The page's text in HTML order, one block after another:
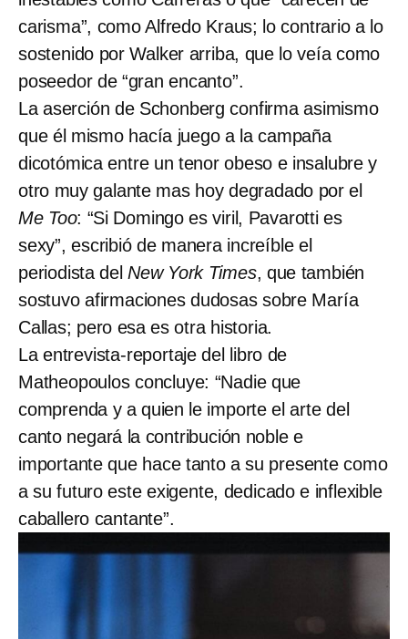
carisma”, como Alfredo Kraus; lo contrario a lo
sostenido por Walker arriba, que lo veía como
poseedor de “gran encanto”.
La aserción de Schonberg confirma asimismo
que él mismo hacía juego a la campaña
dicotómica entre un tenor obeso e insalubre y
otro muy galante mas hoy degradado por el
Me Too: “Si Domingo es viril, Pavarotti es
sexy”, escribió de manera increíble el
periodista delNew York Times, que también
sostuvo afirmaciones dudosas sobre María
Callas; pero esa es otra historia.
La entrevista-reportaje del libro de
Matheopoulos concluye: “Nadie que
comprenda y a quien le importe el arte del
canto negará la contribución noble e
importante que hace tanto a su presente como
a su futuro este exigente, dedicado e inflexible
caballero cantante”.